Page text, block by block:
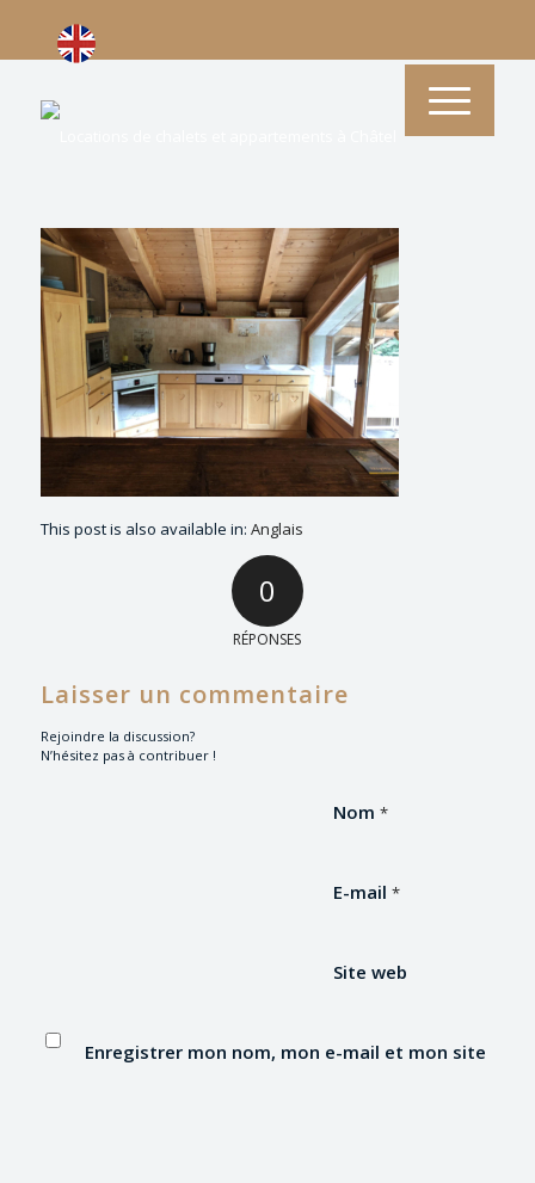
This post is also available in: Anglais
0
RÉPONSES
Laisser un commentaire
Rejoindre la discussion?
N’hésitez pas à contribuer !
Nom *
E-mail *
Site web
Enregistrer mon nom, mon e-mail et mon site